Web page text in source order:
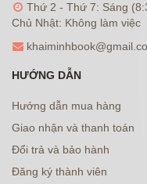
Thứ 2 - Thứ 7: Sáng
Chủ Nhật: Không làm việc
HƯỚNG DẪN
Hướng dẫn mua hàng
Giao nhận và thanh toán
Đổi trả và bảo hành
Đăng ký thành viên